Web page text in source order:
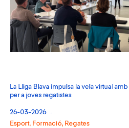
La Lliga Blava impulsa la vela virtual
per a joves regatistes
26-03-2026
Esport, Formació, Regates